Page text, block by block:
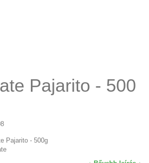
Pajarito - 500
Pajarito - 500g